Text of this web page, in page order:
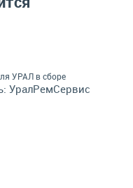
УРАЛ в сборе
УралРемСервис